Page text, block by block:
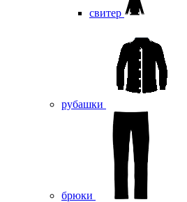
свитер
рубашки
брюки